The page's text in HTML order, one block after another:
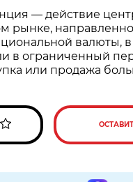
— действие
рынке,
валюты, в
в ограниченный
или продажа